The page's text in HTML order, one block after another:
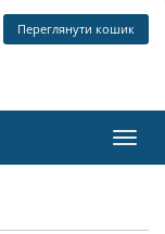
Переглянути кошик